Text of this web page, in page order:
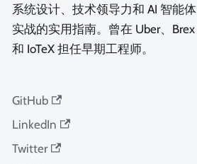
系统设计、技术领导力和 AI 智能体
实战的实用指南。曾在 Uber、Brex
和 IoTeX 担任早期工程师。
GitHub
LinkedIn
Twitter